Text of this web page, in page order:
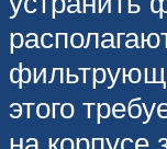
этого